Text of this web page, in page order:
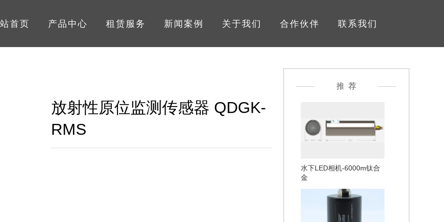
首页 产品中心 租赁服务 新闻案例 关于我们 合作伙伴 联系我们
推 荐
水下LED相机-6000m钛合
金
放射性原位监测传感器 QDGK-
RMS